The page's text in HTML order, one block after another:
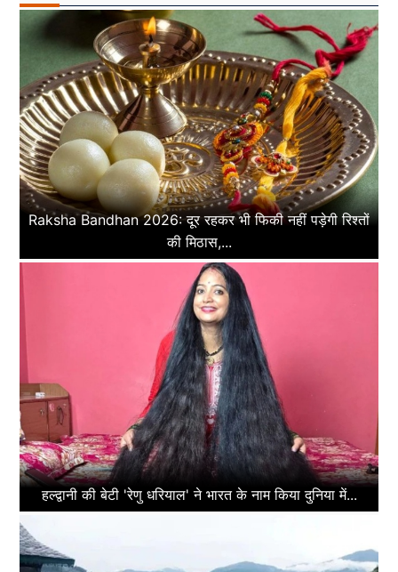
Raksha Bandhan 2026: दूर रहकर भी फिकी नहीं पड़ेगी रिश्तों
की मिठास,...
हल्द्वानी की बेटी 'रेणु धरियाल' ने भारत के नाम किया दुनिया में...